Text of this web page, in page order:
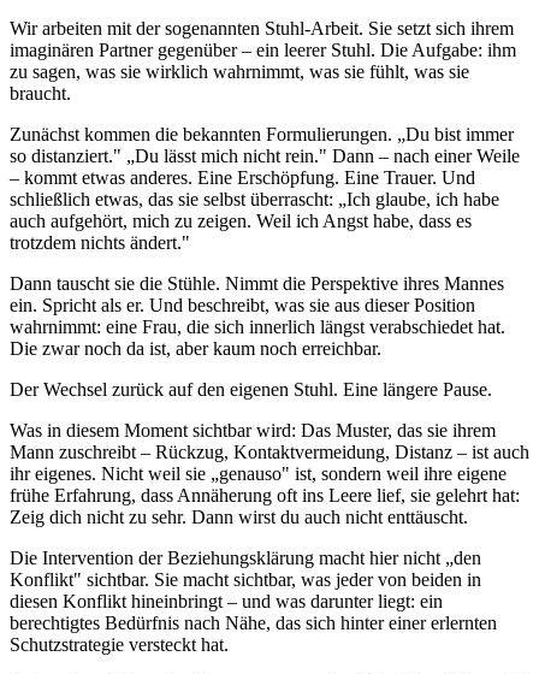
Wir arbeiten mit der sogenannten Stuhl-Arbeit. Sie setzt sich ihrem
imaginären Partner gegenüber – ein leerer Stuhl. Die Aufgabe: ihm
zu sagen, was sie wirklich wahrnimmt, was sie fühlt, was sie
braucht.
Zunächst kommen die bekannten Formulierungen. „Du bist immer
so distanziert." „Du lässt mich nicht rein." Dann – nach einer Weile
– kommt etwas anderes. Eine Erschöpfung. Eine Trauer. Und
schließlich etwas, das sie selbst überrascht: „Ich glaube, ich habe
auch aufgehört, mich zu zeigen. Weil ich Angst habe, dass es
trotzdem nichts ändert."
Dann tauscht sie die Stühle. Nimmt die Perspektive ihres Mannes
ein. Spricht als er. Und beschreibt, was sie aus dieser Position
wahrnimmt: eine Frau, die sich innerlich längst verabschiedet hat.
Die zwar noch da ist, aber kaum noch erreichbar.
Der Wechsel zurück auf den eigenen Stuhl. Eine längere Pause.
Was in diesem Moment sichtbar wird: Das Muster, das sie ihrem
Mann zuschreibt – Rückzug, Kontaktvermeidung, Distanz – ist auch
ihr eigenes. Nicht weil sie „genauso" ist, sondern weil ihre eigene
frühe Erfahrung, dass Annäherung oft ins Leere lief, sie gelehrt hat:
Zeig dich nicht zu sehr. Dann wirst du auch nicht enttäuscht.
Die Intervention der Beziehungsklärung macht hier nicht „den
Konflikt" sichtbar. Sie macht sichtbar, was jeder von beiden in
diesen Konflikt hineinbringt – und was darunter liegt: ein
berechtigtes Bedürfnis nach Nähe, das sich hinter einer erlernten
Schutzstrategie versteckt hat.